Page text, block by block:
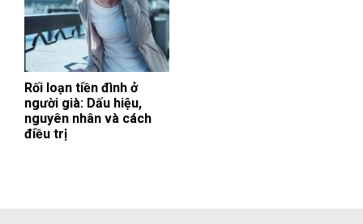
Rối loạn tiền đình ở
người già: Dấu hiệu,
nguyên nhân và cách
điều trị